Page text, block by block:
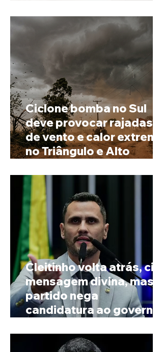
prenome
Ciclone bomba no Sul
deve provocar rajadas
de vento e calor extremo
no Triângulo e Alto
Cleitinho volta atrás, cita
mensagem divina, mas
partido nega
candidatura ao governo